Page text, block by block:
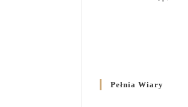
Pełnia Wiary